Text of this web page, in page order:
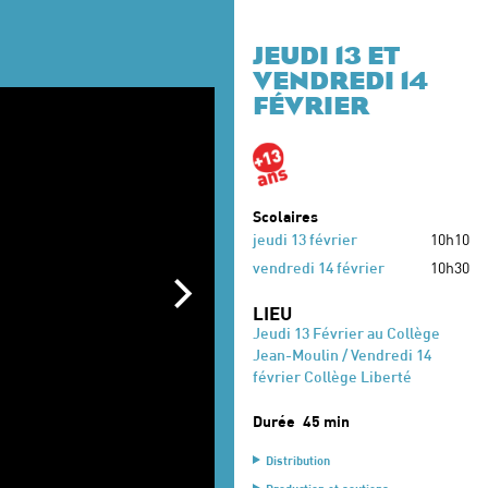
JEUDI 13 ET
VENDREDI 14
FÉVRIER
Scolaires
jeudi 13 février
10h10
vendredi 14 février
10h30
LIEU
Jeudi 13 Février au Collège
Jean-Moulin / Vendredi 14
février Collège Liberté
Durée 45 min
Distribution
Création collective
Les Filles de